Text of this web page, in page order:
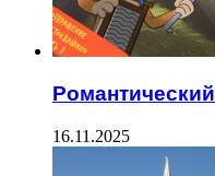
16.11.2025